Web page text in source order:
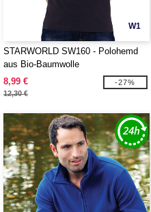
W1
STARWORLD SW160 - Polohemd
aus Bio-Baumwolle
8,99 €
12,30 €
-27%